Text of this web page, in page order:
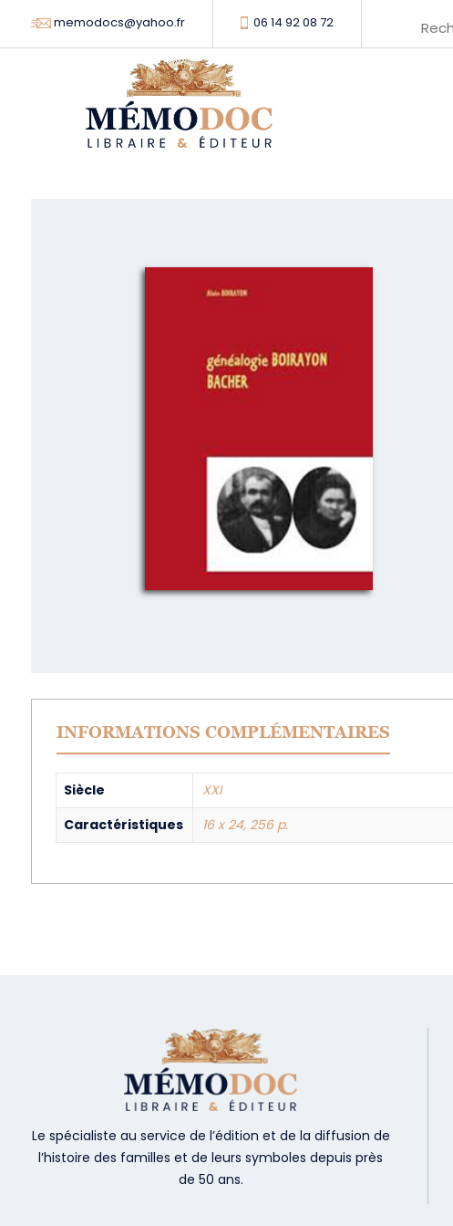
memodocs@yahoo.fr 06 14 92 08 72
INFORMATIONS COMPLÉMENTAIRES
Siècle
XXI
Caractéristiques
16 x 24, 256 p.
Le spécialiste au service de l’édition et de la diffusion de
l’histoire des familles et de leurs symboles depuis près
de 50 ans.